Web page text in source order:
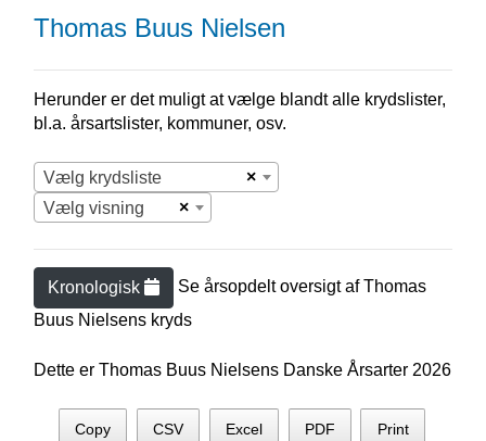
Thomas Buus Nielsen
Herunder er det muligt at vælge blandt alle krydslister,
bl.a. årsartslister, kommuner, osv.
×
Vælg krydsliste
×
Vælg visning
Kronologisk Se årsopdelt oversigt afThomas
Buus Nielsens kryds
Dette er Thomas Buus Nielsens Danske Årsarter 2026
Copy CSV Excel PDF Print